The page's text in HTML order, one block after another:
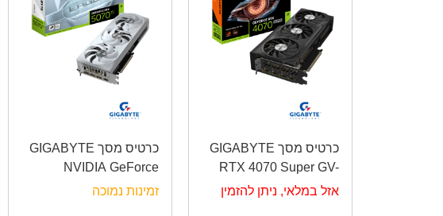
כרטיס מסך GIGABYTE
RTX 4070 Super GV-
N4070SWF3OC-12GD
אזל במלאי, ניתן להזמין
כרטיס מסך GIGABYTE
NVIDIA GeForce
RTX5070Ti 16GB
זמינות נמוכה